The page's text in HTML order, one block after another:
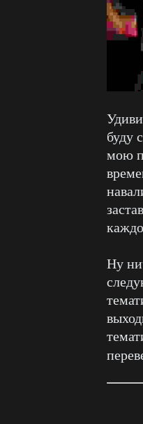
буду
мою
Ну